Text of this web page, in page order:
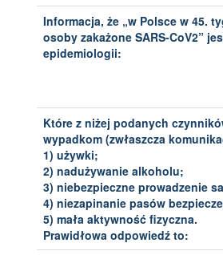
Informacja, że „w Polsce w 45.
osoby zakażone SARS-CoV2”
epidemiologii:
Które z niżej podanych
wypadkom (zwłaszcza
1) używki;
2) nadużywanie alkoholu;
3) niebezpieczne prowadzenie
4) niezapinanie pasów
5) mała aktywność fizyczna.
Prawidłowa odpowiedź to: